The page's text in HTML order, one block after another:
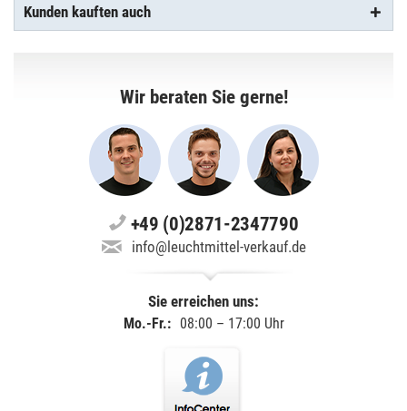
Kunden kauften auch
Wir beraten Sie gerne!
+49 (0)2871-2347790
info@leuchtmittel-verkauf.de
Sie erreichen uns:
Mo.-Fr.: 08:00 – 17:00 Uhr